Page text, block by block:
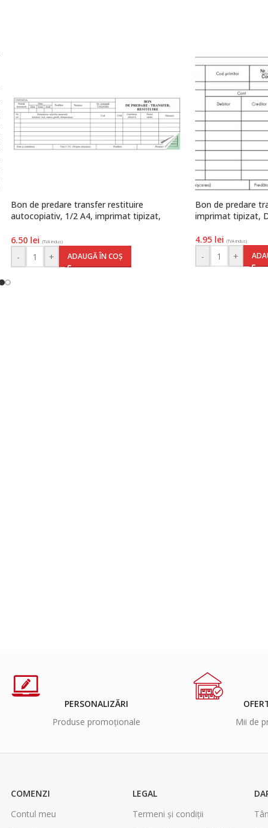
Bon de predare transfer restituire
autocopiativ, 1/2 A4, imprimat tipizat,
6.50 lei (TVA inclus)
- + ADAUGĂ ÎN COȘ
Bon de predare
imprimat tipizat,
4.95 lei (TVA inclus)
- +
PERSONALIZĂRI
Produse promoționale
Mii de
COMENZI
Contul meu
LEGAL
Termeni și condiții